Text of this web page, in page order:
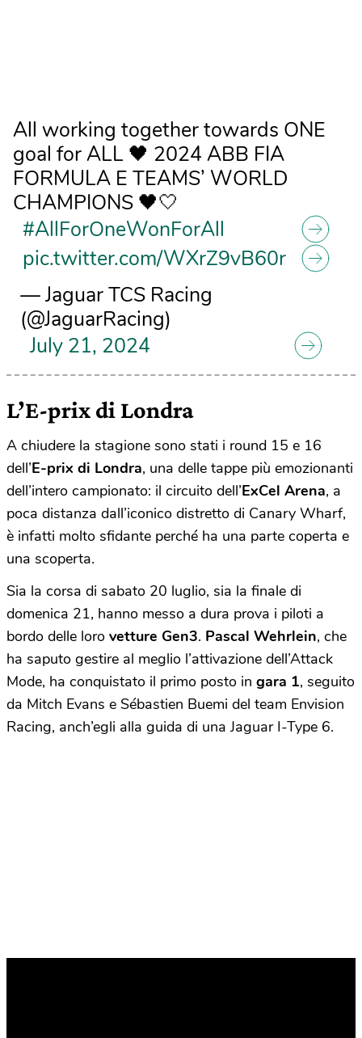
All working together towards ONE
goal for ALL 🖤 2024 ABB FIA
FORMULA E TEAMS’ WORLD
CHAMPIONS 🖤🤍
#AllForOneWonForAll
pic.twitter.com/WXrZ9vB60r
— Jaguar TCS Racing
(@JaguarRacing)
July 21, 2024
L’E-prix di Londra
A chiudere la stagione sono stati i round 15 e 16
dell’E-prix di Londra, una delle tappe più emozionanti
dell’intero campionato: il circuito dell’ExCel Arena, a
poca distanza dall’iconico distretto di Canary Wharf,
è infatti molto sfidante perché ha una parte coperta e
una scoperta.
Sia la corsa di sabato 20 luglio, sia la finale di
domenica 21, hanno messo a dura prova i piloti a
bordo delle loro vetture Gen3. Pascal Wehrlein, che
ha saputo gestire al meglio l’attivazione dell’Attack
Mode, ha conquistato il primo posto in gara 1, seguito
da Mitch Evans e Sébastien Buemi del team Envision
Racing, anch’egli alla guida di una Jaguar I-Type 6.